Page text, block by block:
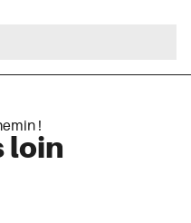
!
loin